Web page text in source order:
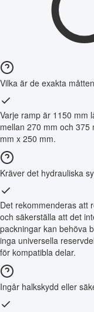
Vilka är de exakta
Varje ramp är 1150 mm
mellan 270 mm och
mm x 250 mm.
Kräver det hydrauliska
Det rekommenderas att
och säkerställa att det
packningar kan behöva
inga universella
för kompatibla delar.
Ingår halkskydd eller